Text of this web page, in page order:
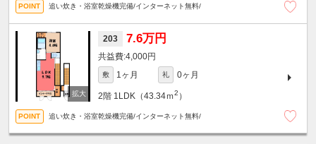
追い炊き・浴室乾燥機完備/インターネット無料/
203 7.6万円
4,000円
敷 1ヶ月 礼 0ヶ月
2階 1LDK（43.34ｍ2 ）
追い炊き・浴室乾燥機完備/インターネット無料/